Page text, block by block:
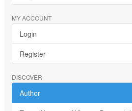
MY ACCOUNT
Login
Register
DISCOVER
Author